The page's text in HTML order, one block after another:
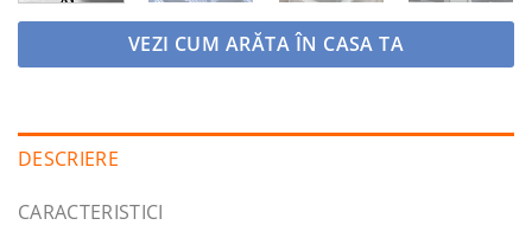
VEZI CUM ARĂTA ÎN CASA TA
DESCRIERE
CARACTERISTICI